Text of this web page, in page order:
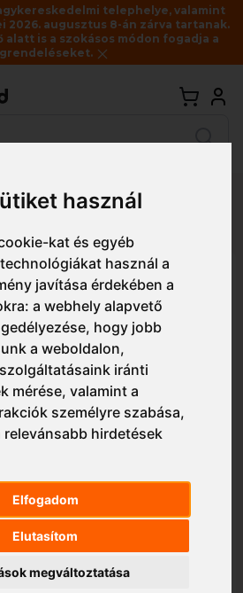
használ
kat és egyéb
használ a
javítása érdekében a
a webhely alapvető
, hogy jobb
a weboldalon,
iránti
mérése, valamint a
személyre szabása,
relevánsabb hirdetések
Elfogadom
Elutasítom
megváltoztatása
telephelye, valamint
2026. augusztus 8-án zárva tartanak.
alatt is a szokásos módon fogadja a
Egyszerű nézet
Work:
bakancs SR